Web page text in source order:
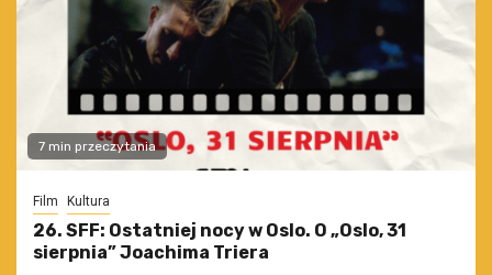
7 min przeczytania
Film Kultura
26. SFF: Ostatniej nocy w Oslo. O „Oslo, 31
sierpnia” Joachima Triera